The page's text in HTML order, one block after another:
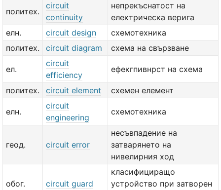
политех.
circuit
continuity
непрекъснатост на
електрическа верига
елн.
circuit design
схемотехника
политех.
circuit diagram схема на свързване
ел.
circuit
efficiency
ефекгпивнрст на схема
политех. circuit element схемен елемент
елн.
circuit
engineering
схемотехника
геод. circuit error
несъвпадение на
затварянето на
нивелирния ход
обог. circuit guard
класифициращо
устройство при затворен